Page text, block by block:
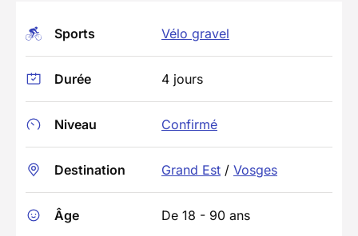
Sports Vélo gravel
Durée 4 jours
Niveau Confirmé
Destination Grand Est / Vosges
Âge De 18 - 90 ans